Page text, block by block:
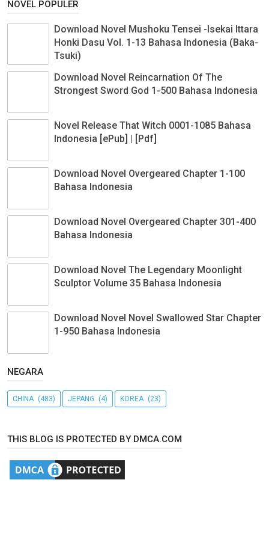
NOVEL POPULER
Download Novel Mushoku Tensei -Isekai Ittara
Honki Dasu Vol. 1-13 Bahasa Indonesia (Baka-
Tsuki)
Download Novel Reincarnation Of The
Strongest Sword God 1-500 Bahasa Indonesia
Novel Release That Witch 0001-1085 Bahasa
Indonesia [ePub] | [Pdf]
Download Novel Overgeared Chapter 1-100
Bahasa Indonesia
Download Novel Overgeared Chapter 301-400
Bahasa Indonesia
Download Novel The Legendary Moonlight
Sculptor Volume 35 Bahasa Indonesia
Download Novel Novel Swallowed Star Chapter
1-950 Bahasa Indonesia
NEGARA
CHINA (483) JEPANG (4) KOREA (23)
THIS BLOG IS PROTECTED BY DMCA.COM